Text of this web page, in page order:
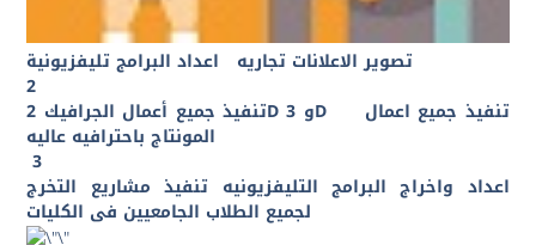
تصوير الاعلانات تجاريه اعداد البرامج تليفزيونية
2
تنفيذ جميع أعمال الجرافيك 2D و 3D تنفيذ جميع اعمال
المونتاج باحترافيه عاليه
3
اعداد واخراج البرامج التليفزيونيه تنفيذ مشاريع التخرج
لجميع الطلاب الجامعيين فى الكليات